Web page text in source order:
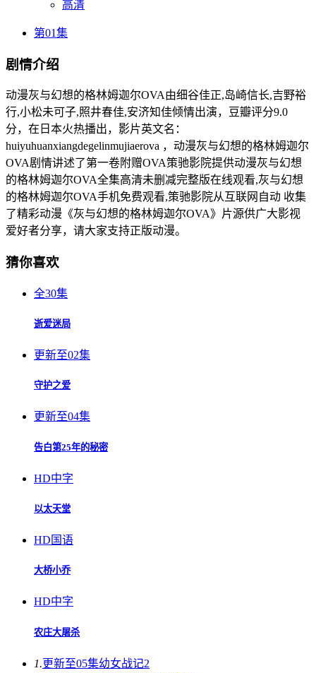
高清
第01集
剧情介绍
动漫灰与幻想的格林姆迦尔OVA由细谷佳正,岛崎信长,吉野裕
行,小松未可子,照井春佳,安济知佳倾情出演，豆瓣评分9.0
分，在日本火热播出，影片英文名：
huiyuhuanxiangdegelinmujiaerova ，动漫灰与幻想的格林姆迦尔
OVA剧情讲述了第一卷附赠OVA策驰影院提供动漫灰与幻想
的格林姆迦尔OVA全集高清未删减完整版在线观看,灰与幻想
的格林姆迦尔OVA手机免费观看,策驰影院从互联网自动 收集
了精彩动漫《灰与幻想的格林姆迦尔OVA》片源供广大影视
爱好者分享，请大家支持正版动漫。
猜你喜欢
全30集
逝爱迷局
更新至02集
守护之爱
更新至04集
告白第25年的秘密
HD中字
以太天堂
HD国语
大桥小乔
HD中字
农庄大屠杀
1.更新至05集幼女战记2